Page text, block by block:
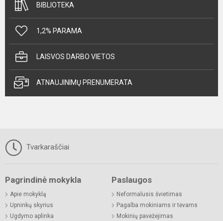
BIBLIOTEKA
1,2% PARAMA
LAISVOS DARBO VIETOS
ATNAUJINIMŲ PRENUMERATA
Tvarkaraščiai
Pagrindinė mokykla
Apie mokyklą
Upninkų skyrius
Ugdymo aplinka
Paslaugos
Neformalusis švietimas
Pagalba mokiniams ir tėvams
Mokinių pavėžėjimas